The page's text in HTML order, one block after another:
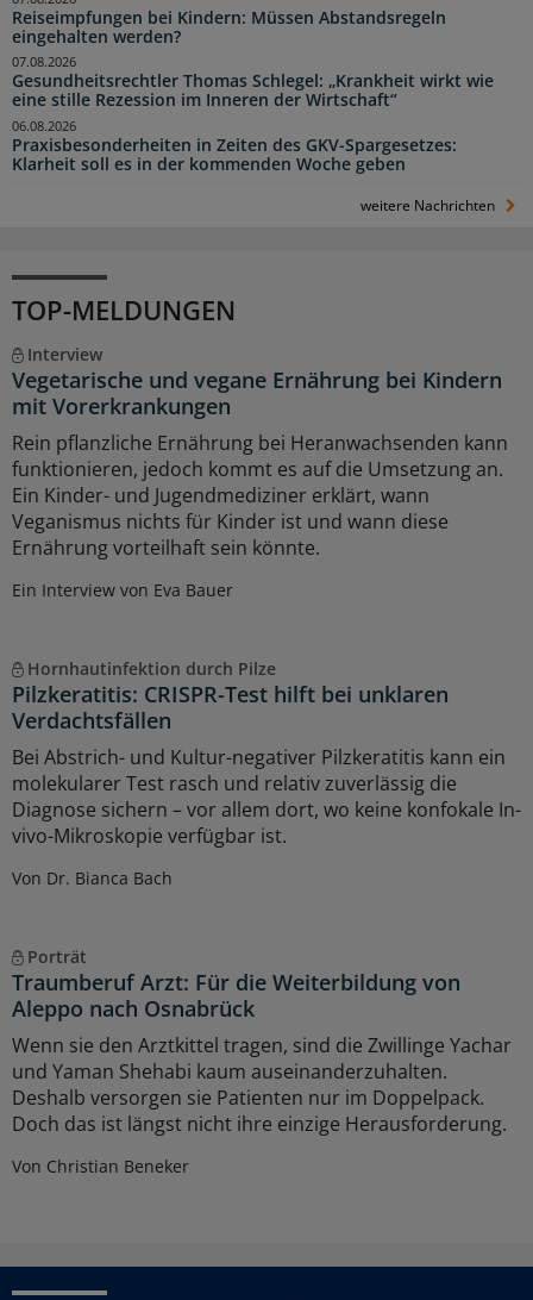
Reiseimpfungen bei Kindern: Müssen Abstandsregeln
eingehalten werden?
Gesundheitsrechtler Thomas Schlegel: „Krankheit wirkt wie
eine stille Rezession im Inneren der Wirtschaft“
07.08.2026
Praxisbesonderheiten in Zeiten des GKV-Spargesetzes:
Klarheit soll es in der kommenden Woche geben
06.08.2026
weitere Nachrichten
TOP-MELDUNGEN
Interview
Vegetarische und vegane Ernährung bei Kindern
mit Vorerkrankungen
Rein pflanzliche Ernährung bei Heranwachsenden kann
funktionieren, jedoch kommt es auf die Umsetzung an.
Ein Kinder- und Jugendmediziner erklärt, wann
Veganismus nichts für Kinder ist und wann diese
Ernährung vorteilhaft sein könnte.
Ein Interview von Eva Bauer
Hornhautinfektion durch Pilze
Pilzkeratitis: CRISPR-Test hilft bei unklaren
Verdachtsfällen
Bei Abstrich- und Kultur-negativer Pilzkeratitis kann ein
molekularer Test rasch und relativ zuverlässig die
Diagnose sichern – vor allem dort, wo keine konfokale In-
vivo-Mikroskopie verfügbar ist.
Von Dr. Bianca Bach
Porträt
Traumberuf Arzt: Für die Weiterbildung von
Aleppo nach Osnabrück
Wenn sie den Arztkittel tragen, sind die Zwillinge Yachar
und Yaman Shehabi kaum auseinanderzuhalten.
Deshalb versorgen sie Patienten nur im Doppelpack.
Doch das ist längst nicht ihre einzige Herausforderung.
Von Christian Beneker